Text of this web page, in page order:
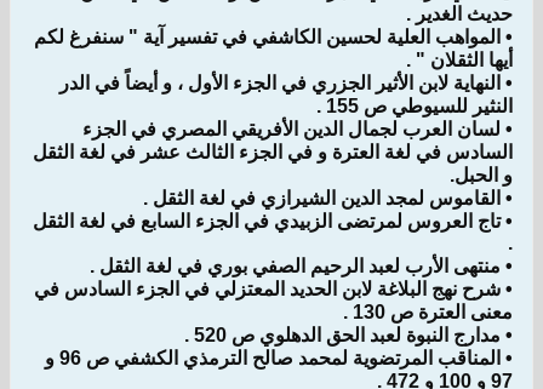
حديث الغدير .
• المواهب العلية لحسين الكاشفي في تفسير آية " سنفرغ لكم
أيها الثقلان " .
• النهاية لابن الأثير الجزري في الجزء الأول ، و أيضاً في الدر
النثير للسيوطي ص 155 .
• لسان العرب لجمال الدين الأفريقي المصري في الجزء
السادس في لغة العترة و في الجزء الثالث عشر في لغة الثقل
و الحبل.
• القاموس لمجد الدين الشيرازي في لغة الثقل .
• تاج العروس لمرتضى الزبيدي في الجزء السابع في لغة الثقل
.
• منتهى الأرب لعبد الرحيم الصفي بوري في لغة الثقل .
• شرح نهج البلاغة لابن الحديد المعتزلي في الجزء السادس في
معنى العترة ص 130 .
• مدارج النبوة لعبد الحق الدهلوي ص 520 .
• المناقب المرتضوية لمحمد صالح الترمذي الكشفي ص 96 و
97 و 100 و 472 .